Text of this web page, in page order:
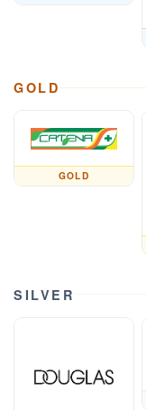
GOLD
GOLD
SILVER